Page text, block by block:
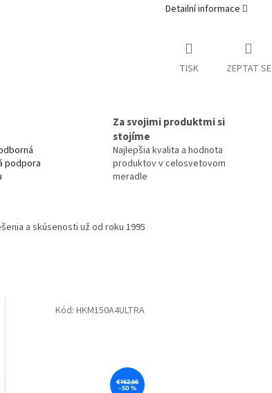
Detailní informace
TISK ZEPTAT SE
podpora
Za svojimi produktmi si
stojíme
Najlepšia kvalita a hodnota
produktov v celosvetovom
meradle
a skúsenosti už od roku 1995
€162,66
–50 %
Kód: HKM150A4ULTRA